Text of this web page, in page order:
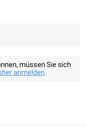
müssen Sie sich
anmelden